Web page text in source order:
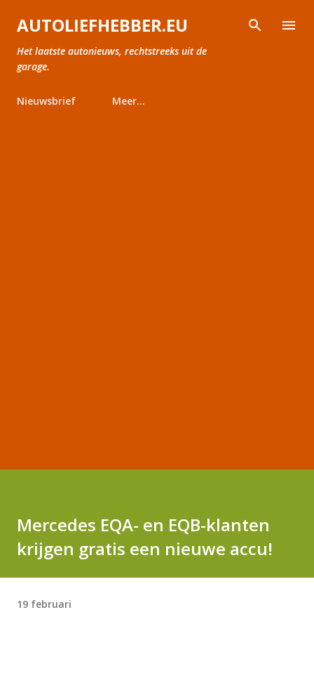
Doorgaan naar hoofdcontent
AUTOLIEFHEBBER.EU
Het laatste autonieuws, rechtstreeks uit de
garage.
Nieuwsbrief Meer…
Mercedes EQA- en EQB-klanten
krijgen gratis een nieuwe accu!
19 februari